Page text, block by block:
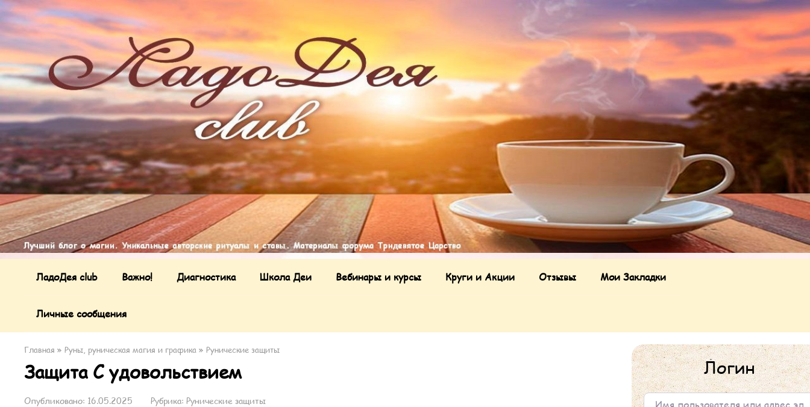
ЛадоДея club Важно! Диагностика Школа Деи Вебинары и курсы Круги и Акции Отзывы Мои Закладки
Личные сообщения
Главная » Руны, руническая магия и графика » Рунические защиты
Защита С удовольствием
Опубликовано: 16.05.2025 Рубрика: Рунические защиты
Логин
Имя пользователя или адрес